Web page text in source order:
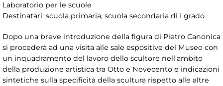
Laboratorio per le scuole
Destinatari: scuola primaria, scuola secondaria di I grado
Dopo una breve introduzione della figura di Pietro Canonica
si procederà ad una visita alle sale espositive del Museo con
un inquadramento del lavoro dello scultore nell’ambito
della produzione artistica tra Otto e Novecento e indicazioni
sintetiche sulla specificità della scultura rispetto alle altre